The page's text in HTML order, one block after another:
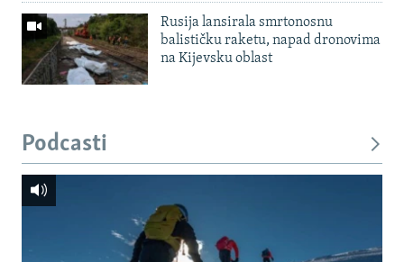
Rusija lansirala smrtonosnu
balističku raketu, napad dronovima
na Kijevsku oblast
Podcasti